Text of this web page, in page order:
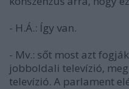
- H.Á.: Így van.
- Mv.: sőt most azt
jobboldali televízió,
televízió. A parlament